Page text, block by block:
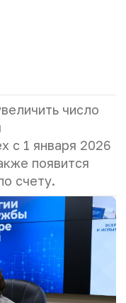
число
с 1 января 2026
появится
счету.